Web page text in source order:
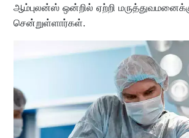
ஆம்புலன்ஸ் ஒன்றில் ஏற்றி
சென்றுள்ளார்கள்.